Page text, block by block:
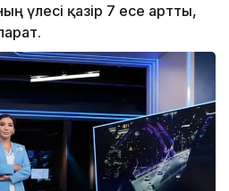
үлесі қазір 7 есе артты,